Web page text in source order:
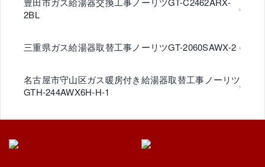
2BL
三重県ガス給湯器取替工事ノーリツGT-2060SAWX-2
名古屋市守山区ガス暖房付き給湯器取替工事ノーリツ
GTH-244AWX6H-H-1
名古屋市守山区ノーリツGT2460SAWX-2ガス給湯器